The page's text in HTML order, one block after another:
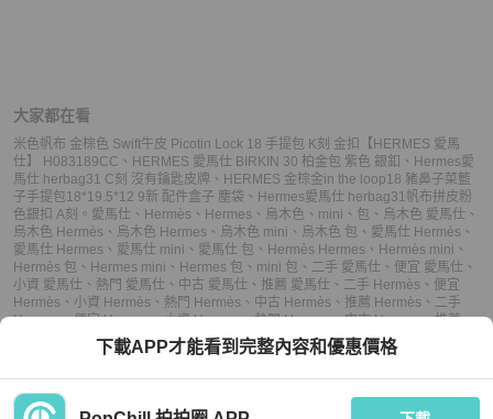
大家都在看
米色帆布 金棕色 Swift牛皮 Picotin Lock 18 手提包 K刻 金扣【HERMES 愛馬
仕】 H083189CC 、 HERMES 愛馬仕 BIRKIN 30 柏金包 紫色 銀釦 、 Hermes愛
馬仕 herbag31 C刻 沒有鑰匙皮牌 、 HERMES 金棕金in the loop18 豬鼻子菜籃
子手提包18*19.5*12 9新 配件盒子 塵袋 、 Hermes愛馬仕 herbag31帆布拼皮粉
色銀扣 A刻。 愛馬仕 、 Hermès 、 Hermes 、 烏木色 、 mini 、 包 、 烏木色 愛馬仕 、
烏木色 Hermès 、 烏木色 Hermes 、 烏木色 mini 、 烏木色 包 、 愛馬仕 Hermès 、
愛馬仕 Hermes 、 愛馬仕 mini 、 愛馬仕 包 、 Hermès Hermes 、 Hermès mini 、
Hermès 包 、 Hermes mini 、 Hermes 包 、 mini 包 、 二手 愛馬仕 、 便宜 愛馬仕 、
小資 愛馬仕 、 熱門 愛馬仕 、 中古 愛馬仕 、 推薦 愛馬仕 、 二手 Hermès 、 便宜
Hermès 、 小資 Hermès 、 熱門 Hermès 、 中古 Hermès 、 推薦 Hermès 、 二手
Hermes、便宜 Hermes、小資 Hermes、熱門 Hermes、中古 Hermes、推薦
二手 mini、 便宜 mini、小資 mini、 熱門 mini、中古 mini
、 便宜 包 、 小資 包、熱門 包、中古 包、推薦 包
下載APP才能看到完整內容和優惠價格